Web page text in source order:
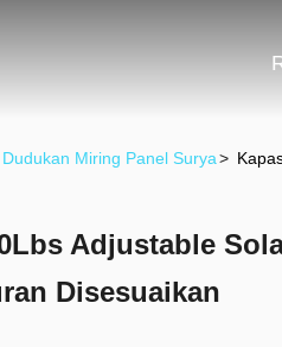
Dudukan Miring Panel Surya>
Adjustable
Disesuaikan